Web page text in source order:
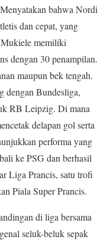
bahwa Nordi
dan cepat, yang
memiliki
dengan 30 penampilan.
maupun bek tengah.
dengan Bundesliga,
RB Leipzig. Di mana
delapan gol serta
performa yang
ke PSG dan berhasil
Liga Prancis, satu trofi
Piala Super Prancis.
di liga bersama
seluk-beluk sepak